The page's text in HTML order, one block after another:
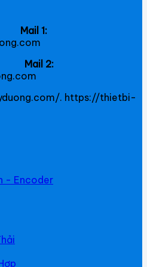
Mail 1:
Mail 2:
. https://thietbi-
- Encoder